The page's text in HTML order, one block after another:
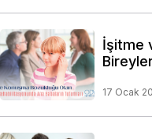
İşitme
17 Ocak